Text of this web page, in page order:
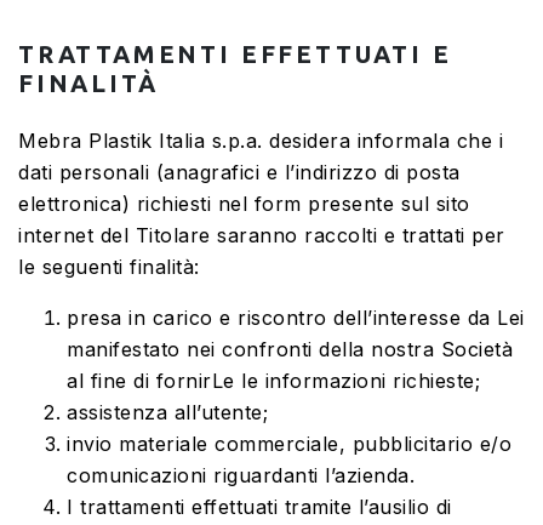
TRATTAMENTI EFFETTUATI E
FINALITÀ
Mebra Plastik Italia s.p.a. desidera informala che i
dati personali (anagrafici e l’indirizzo di posta
elettronica) richiesti nel form presente sul sito
internet del Titolare saranno raccolti e trattati per
le seguenti finalità:
presa in carico e riscontro dell’interesse da Lei
manifestato nei confronti della nostra Società
al fine di fornirLe le informazioni richieste;
assistenza all’utente;
invio materiale commerciale, pubblicitario e/o
comunicazioni riguardanti l’azienda.
I trattamenti effettuati tramite l’ausilio di